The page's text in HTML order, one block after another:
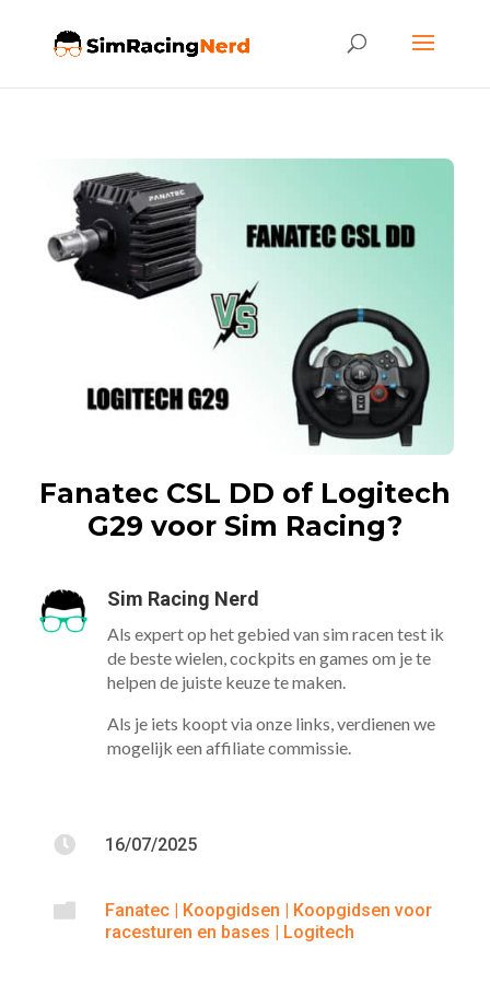
Fanatec CSL DD of Logitech
G29 voor Sim Racing?
Sim Racing Nerd
Als expert op het gebied van sim racen test ik
de beste wielen, cockpits en games om je te
helpen de juiste keuze te maken.
Als je iets koopt via onze links, verdienen we
mogelijk een affiliate commissie.
 16/07/2025
 Fanatec | Koopgidsen | Koopgidsen voor
racesturen en bases | Logitech